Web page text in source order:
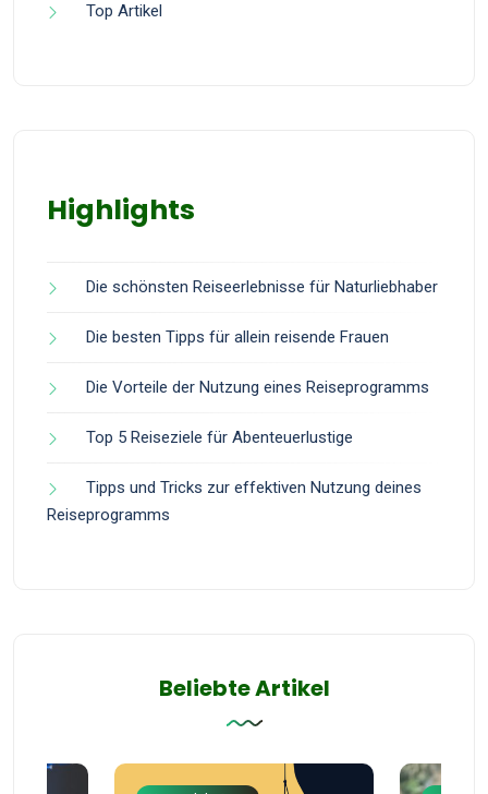
Top Artikel
Highlights
Die schönsten Reiseerlebnisse für Naturliebhaber
Die besten Tipps für allein reisende Frauen
Die Vorteile der Nutzung eines Reiseprogramms
Top 5 Reiseziele für Abenteuerlustige
Tipps und Tricks zur effektiven Nutzung deines
Reiseprogramms
Beliebte Artikel